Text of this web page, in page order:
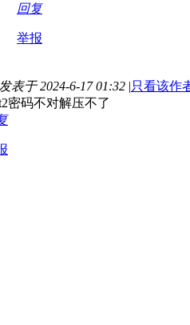
回复
举报
发表于 2024-6-17 01:32 |只看该作
密码不对解压不了